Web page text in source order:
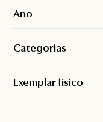
Ano
Categorias
Exemplar físico